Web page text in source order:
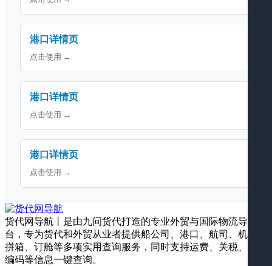
港口详情页
点击使用 →
港口详情页
点击使用 →
港口详情页
点击使用 →
货代网导航丨是由九问货代打造的专业外贸与国际物流导航平
台，专为货代和外贸从业者提供船公司、港口、航司、机场、
拼箱、订舱等多项实用查询服务，同时支持运费、关税、海关
编码等信息一键查询。